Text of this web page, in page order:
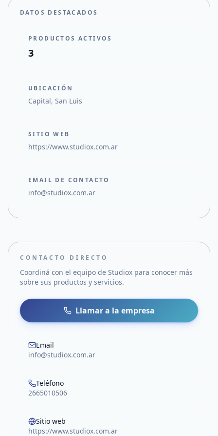
DATOS DESTACADOS
PRODUCTOS ACTIVOS
3
UBICACIÓN
Capital, San Luis
SITIO WEB
https://www.studiox.com.ar
EMAIL DE CONTACTO
info@studiox.com.ar
CONTACTO DIRECTO
Coordiná con el equipo de Studiox para conocer más
sobre sus productos y servicios.
Llamar a la empresa
Email
info@studiox.com.ar
Teléfono
2665010506
Sitio web
https://www.studiox.com.ar